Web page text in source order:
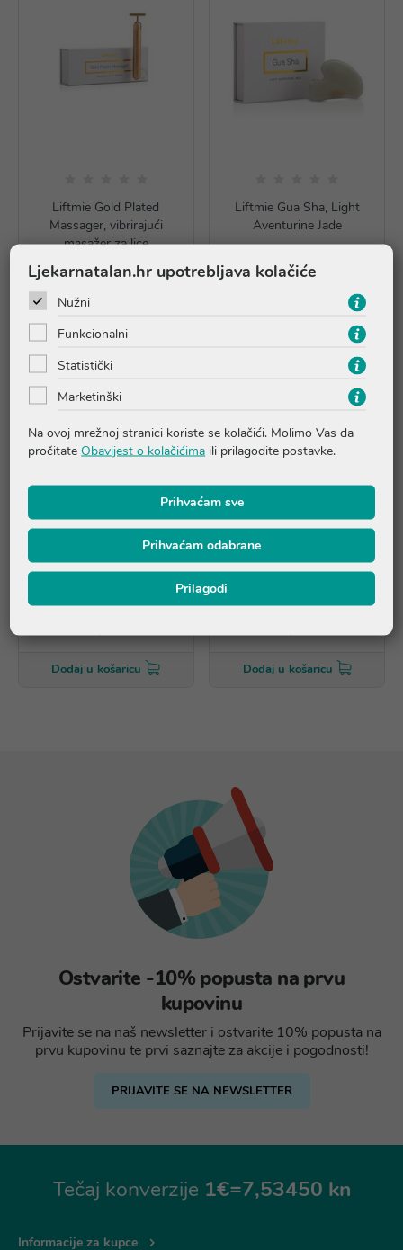
Liftmie Gold Plated
Massager, vibrirajući
masažer za lice
63,40 €
Dodaj u košaricu
Liftmie Gua Sha, Light
Aventurine Jade
24,90 €
49,78 €
Dodaj u košaricu
transparent
49,78 €
Dodaj u košaricu
Ostvarite -10% popusta na prvu
kupovinu
Prijavite se na naš newsletter i ostvarite 10% popusta na
prvu kupovinu te prvi saznajte za akcije i pogodnosti!
PRIJAVITE SE NA NEWSLETTER
Tečaj konverzije 1€=7,53450 kn
Informacije za kupce
Ljekarnatalan.hr upotrebljava kolačiće
Nužni
Funkcionalni
Statistički
Marketinški
Na ovoj mrežnoj stranici koriste se kolačići. Molimo Vas da
pročitate Obavijest o kolačićima ili prilagodite postavke.
Prihvaćam sve
Prihvaćam odabrane
Prilagodi